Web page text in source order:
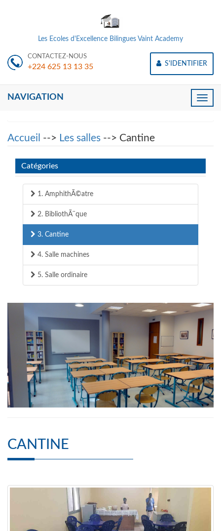
Les Ecoles d'Excellence Bilingues Vaint Academy
CONTACTEZ-NOUS
+224 625 13 13 35 S'IDENTIFIER
Toggle
NAVIGATION
Accueil --> Les salles --> Cantine
Catégories
1. AmphithÃ©atre
2. BibliothÃ¨que
3. Cantine
4. Salle machines
5. Salle ordinaire
CANTINE